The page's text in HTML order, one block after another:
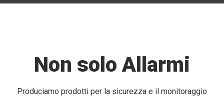
Non solo Allarmi
Produciamo prodotti per la sicurezza e il monitoraggio